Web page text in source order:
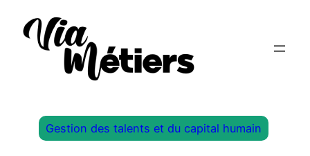
Gestion des talents et du capital humain